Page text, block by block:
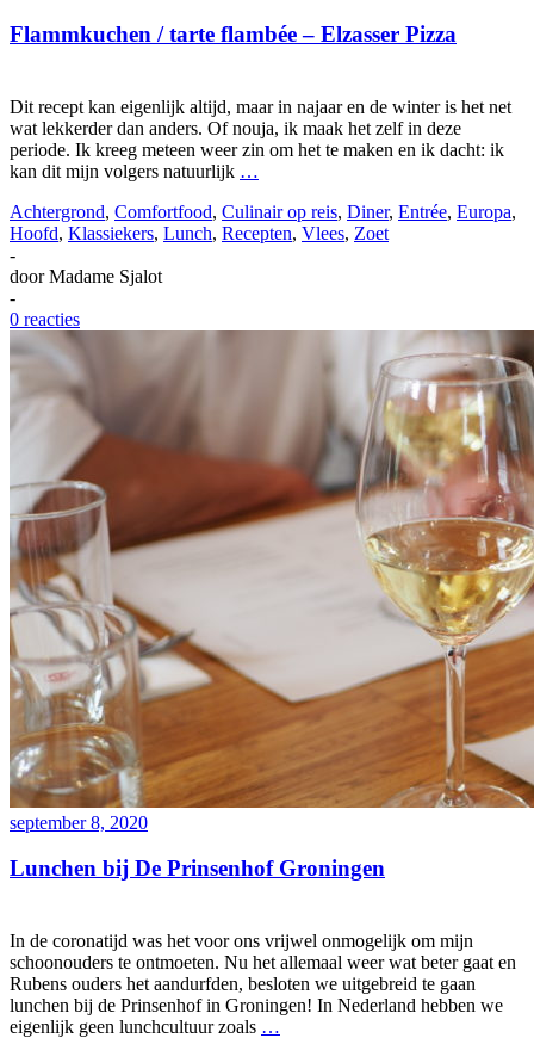
Flammkuchen / tarte flambée – Elzasser Pizza
Dit recept kan eigenlijk altijd, maar in najaar en de winter is het net
wat lekkerder dan anders. Of nouja, ik maak het zelf in deze
periode. Ik kreeg meteen weer zin om het te maken en ik dacht: ik
kan dit mijn volgers natuurlijk …
Achtergrond, Comfortfood, Culinair op reis, Diner, Entrée, Europa,
Hoofd, Klassiekers, Lunch, Recepten, Vlees, Zoet
-
doorMadame Sjalot
-
0 reacties
september 8, 2020
Lunchen bij De Prinsenhof Groningen
In de coronatijd was het voor ons vrijwel onmogelijk om mijn
schoonouders te ontmoeten. Nu het allemaal weer wat beter gaat en
Rubens ouders het aandurfden, besloten we uitgebreid te gaan
lunchen bij de Prinsenhof in Groningen! In Nederland hebben we
eigenlijk geen lunchcultuur zoals …